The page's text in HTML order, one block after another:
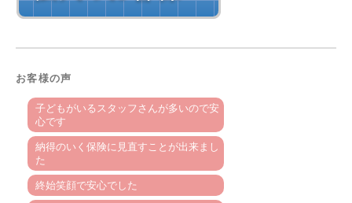
お客様の声
子どもがいるスタッフさんが多いので安
心です
納得のいく保険に見直すことが出来まし
た
終始笑顔で安心でした